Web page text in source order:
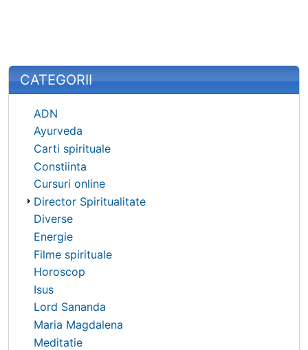
CATEGORII
ADN
Ayurveda
Carti spirituale
Constiinta
Cursuri online
Director Spiritualitate
Diverse
Energie
Filme spirituale
Horoscop
Isus
Lord Sananda
Maria Magdalena
Meditatie